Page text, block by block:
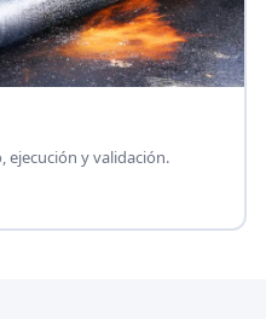
ejecución y validación.